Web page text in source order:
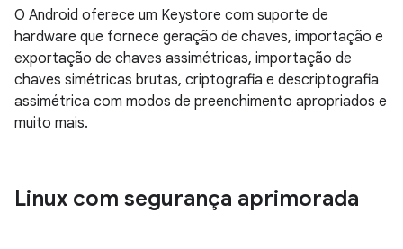
O Android oferece um Keystore com suporte de
hardware que fornece geração de chaves, importação e
exportação de chaves assimétricas, importação de
chaves simétricas brutas, criptografia e descriptografia
assimétrica com modos de preenchimento apropriados e
muito mais.
Linux com segurança aprimorada